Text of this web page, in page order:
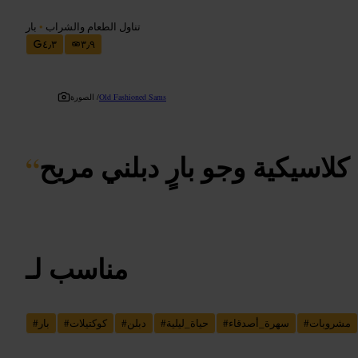
تناول الطعام والشراب • بار
٤٫٣
٣٫٩
الصورة /Old Fashioned Sams
“وجو بارٍ دبلني مريح
مناسب لـ
# بار #كوكتيلات #دبلن #حياة_ليلية #سهرة_أصدقاء #مشروبات